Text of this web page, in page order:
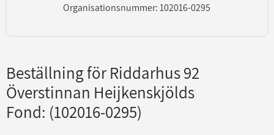
Organisationsnummer: 102016-0295
Beställning för Riddarhus 92
Överstinnan Heijkenskjölds
Fond: (102016-0295)